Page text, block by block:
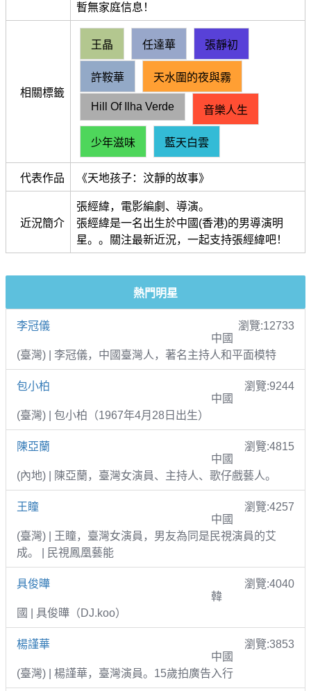
暫無家庭信息！
相關標籤
王晶 任達華 張靜初
許鞍華 天水圍的夜與霧
Hill Of Ilha Verde 音樂人生
少年滋味 藍天白雲
代表作品 《天地孩子：汶靜的故事》
近況簡介
張經緯，電影編劇、導演。
張經緯是一名出生於中國(香港)的男導演明
星。。關注最新近況，一起支持張經緯吧！
熱門明星
李冠儀
瀏覽:12733
中國
(臺灣) | 李冠儀，中國臺灣人，著名主持人和平面模特
包小柏
瀏覽:9244
中國
(臺灣) | 包小柏（1967年4月28日出生）
陳亞蘭
瀏覽:4815
中國
(內地) | 陳亞蘭，臺灣女演員、主持人、歌仔戲藝人。
王瞳
瀏覽:4257
中國
(臺灣) | 王瞳，臺灣女演員，男友為同是民視演員的艾
成。 | 民視鳳凰藝能
具俊曄
瀏覽:4040
韓
國 | 具俊曄（DJ.koo）
楊謹華
瀏覽:3853
中國
(臺灣) | 楊謹華，臺灣演員。15歲拍廣告入行